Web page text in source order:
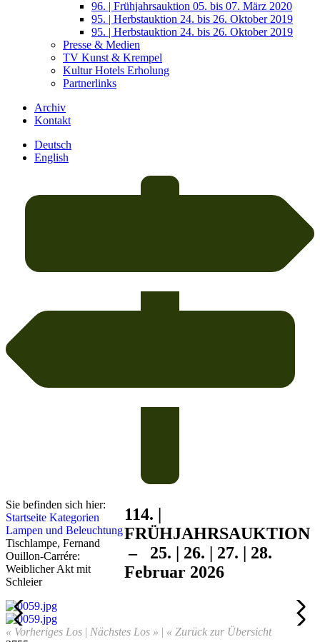
96. | Frühjahrsauktion 05. bis 07. März 2020
95. | Herbstauktion 24. bis 26. Oktober 2019
95. | Herbstauktion 24. bis 26. Oktober 2019
Presse & Medien
TV Kunst & Krempel
Kultur Hotels Erholung
Partnerlinks
Archiv
Kontakt
Deutsch
English
Sie befinden sich hier:
Startseite Kategorien
Lampen und Beleuchtung
Tischlampe, Fernand
Ouillon-Carrére:
Weiblicher Akt mit
Schleier
114. |
FRÜHJAHRSAUKTION
– 25. | 26. | 27. | 28.
Februar 2026
« Vorheriges Los | Nächstes Los » | « Zurück zur Übersicht